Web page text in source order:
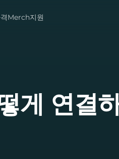
Merch지원
게 연결